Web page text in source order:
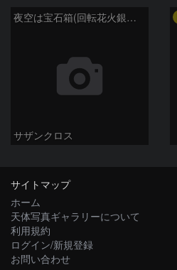
夜空は宝石箱(回転花火銀河 M101) Seestar50
サザンクロス
サイトマップ
ホーム
天体写真ギャラリーについて
利用規約
ログイン/新規登録
お問い合わせ